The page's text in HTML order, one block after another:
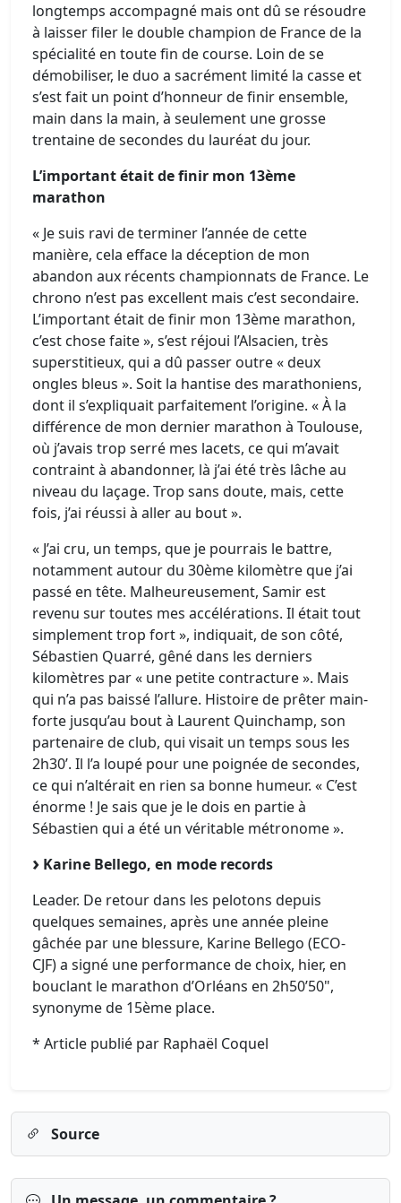
longtemps accompagné mais ont dû se résoudre
à laisser filer le double champion de France de la
spécialité en toute fin de course. Loin de se
démobiliser, le duo a sacrément limité la casse et
s’est fait un point d’honneur de finir ensemble,
main dans la main, à seulement une grosse
trentaine de secondes du lauréat du jour.
L’important était de finir mon 13ème
marathon
« Je suis ravi de terminer l’année de cette
manière, cela efface la déception de mon
abandon aux récents championnats de France. Le
chrono n’est pas excellent mais c’est secondaire.
L’important était de finir mon 13ème marathon,
c’est chose faite », s’est réjoui l’Alsacien, très
superstitieux, qui a dû passer outre « deux
ongles bleus ». Soit la hantise des marathoniens,
dont il s’expliquait parfaitement l’origine. « À la
différence de mon dernier marathon à Toulouse,
où j’avais trop serré mes lacets, ce qui m’avait
contraint à abandonner, là j’ai été très lâche au
niveau du laçage. Trop sans doute, mais, cette
fois, j’ai réussi à aller au bout ».
« J’ai cru, un temps, que je pourrais le battre,
notamment autour du 30ème kilomètre que j’ai
passé en tête. Malheureusement, Samir est
revenu sur toutes mes accélérations. Il était tout
simplement trop fort », indiquait, de son côté,
Sébastien Quarré, gêné dans les derniers
kilomètres par « une petite contracture ». Mais
qui n’a pas baissé l’allure. Histoire de prêter main-
forte jusqu’au bout à Laurent Quinchamp, son
partenaire de club, qui visait un temps sous les
2h30’. Il l’a loupé pour une poignée de secondes,
ce qui n’altérait en rien sa bonne humeur. « C’est
énorme ! Je sais que je le dois en partie à
Sébastien qui a été un véritable métronome ».
Karine Bellego, en mode records
Leader. De retour dans les pelotons depuis
quelques semaines, après une année pleine
gâchée par une blessure, Karine Bellego (ECO-
CJF) a signé une performance de choix, hier, en
bouclant le marathon d’Orléans en 2h50’50",
synonyme de 15ème place.
* Article publié par Raphaël Coquel
Source